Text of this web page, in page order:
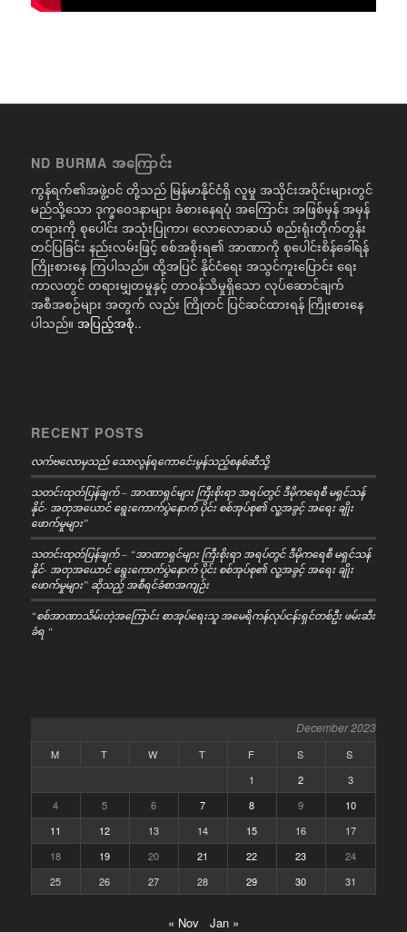
ND BURMA အကြောင်း
ကွန်ရက်၏အဖွဲ့ဝင် တို့သည် မြန်မာနိုင်ငံရှိ လူမှု အသိုင်းအဝိုင်းများတွင်
မည်သို့သော ဒုက္ခဝေဒနာများ ခံစားနေရပုံ အကြောင်း အဖြစ်မှန် အမှန်
တရားကို စုပေါင်း အသုံးပြုကာ၊ လောလောဆယ် စည်းရုံးတိုက်တွန်း
တင်ပြခြင်း နည်းလမ်းဖြင့် စစ်အစိုးရ၏ အာဏာကို စုပေါင်းစိန်ခေါ်ရန်
ကြိုးစားနေ ကြပါသည်။ ထို့အပြင် နိုင်ငံရေး အသွင်ကူးပြောင်း ရေး
ကာလတွင် တရားမျှတမှုနှင့် တာဝန်သိမှုရှိသော လုပ်ဆောင်ချက်
အစီအစဉ်များ အတွက် လည်း ကြိုတင် ပြင်ဆင်ထားရန် ကြိုးစားနေ
ပါသည်။ အပြည့်အစုံ..
RECENT POSTS
လက်ဗလောမှသည် သောလွန်ရကောင်ေးမွန်သည့်စနစ်ဆီသို့
သတင်းထုတ်ပြန်ချက် – အာဏာရှင်များ ကြီးစိုးရာ အရပ်တွင် ဒီမိုကရေစီ မရှင်သန်
နိုင်- အတုအယောင် ရွေးကောက်ပွဲနောက် ပိုင်း စစ်အုပ်စု၏ လူ့အခွင့် အရေး ချိုး
ဖောက်မှုများ”
သတင်းထုတ်ပြန်ချက် – “အာဏာရှင်များ ကြီးစိုးရာ အရပ်တွင် ဒီမိုကရေစီ မရှင်သန်
နိုင်- အတုအယောင် ရွေးကောက်ပွဲနောက် ပိုင်း စစ်အုပ်စု၏ လူ့အခွင့် အရေး ချိုး
ဖောက်မှုများ” ဆိုသည့် အစီရင်ခံစာအကျဉ်း
“စစ်အာဏာသိမ်းတဲ့အကြောင်း စာအုပ်ရေးသူ အမေရိကန်လုပ်ငန်းရှင်တစ်ဦး ဖမ်းဆီး
ခံရ “
December 2023
M T W T F S
S
1
2
3
4
5 6 7 8 9
10
11
12 13 14 15 16
17
18
19 20 21 22 23
24
25
26 27 28 29 30 31
« Nov Jan »